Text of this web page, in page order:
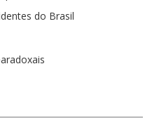
do Brasil